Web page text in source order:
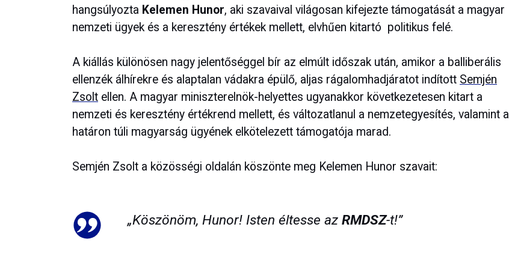
hangsúlyozta Kelemen Hunor, aki szavaival világosan kifejezte támogatását a magyar
nemzeti ügyek és a keresztény értékek mellett, elvhűen kitartó politikus felé.
A kiállás különösen nagy jelentőséggel bír az elmúlt időszak után, amikor a balliberális
ellenzék álhírekre és alaptalan vádakra épülő, aljas rágalomhadjáratot indított Semjén
Zsolt ellen. A magyar miniszterelnök-helyettes ugyanakkor következetesen kitart a
nemzeti és keresztény értékrend mellett, és változatlanul a nemzetegyesítés, valamint a
határon túli magyarság ügyének elkötelezett támogatója marad.
Semjén Zsolt a közösségi oldalán köszönte meg Kelemen Hunor szavait:
„Köszönöm, Hunor! Isten éltesse az RMDSZ-t!”